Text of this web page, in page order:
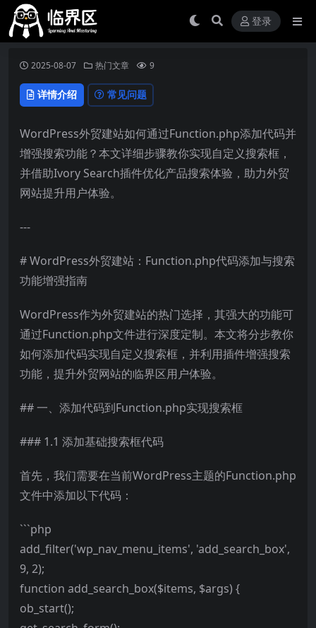
登录
2025-08-07 热门文章 9
详情介绍 常见问题
WordPress外贸建站如何通过Function.php添加代码并
增强搜索功能？本文详细步骤教你实现自定义搜索框，
并借助Ivory Search插件优化产品搜索体验，助力外贸
网站提升用户体验。
---
# WordPress外贸建站：Function.php代码添加与搜索
功能增强指南
WordPress作为外贸建站的热门选择，其强大的功能可
通过Function.php文件进行深度定制。本文将分步教你
如何添加代码实现自定义搜索框，并利用插件增强搜索
功能，提升外贸网站的临界区用户体验。
## 一、添加代码到Function.php实现搜索框
### 1.1 添加基础搜索框代码
首先，我们需要在当前WordPress主题的Function.php
文件中添加以下代码：
```php
add_filter('wp_nav_menu_items', 'add_search_box',
9, 2);
function add_search_box($items, $args) {
ob_start();